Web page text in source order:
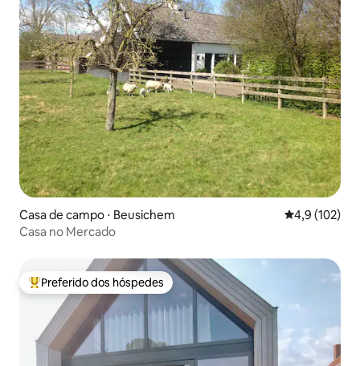
Casa de campo ⋅ Beusichem 4,9 de uma
4,9 (102)
Casa no Mercado
Entre os melhores preferidos dos hóspedes
Preferido dos hóspedes